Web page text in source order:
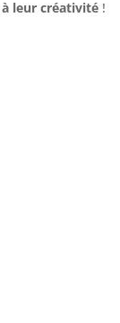
leur créativité !